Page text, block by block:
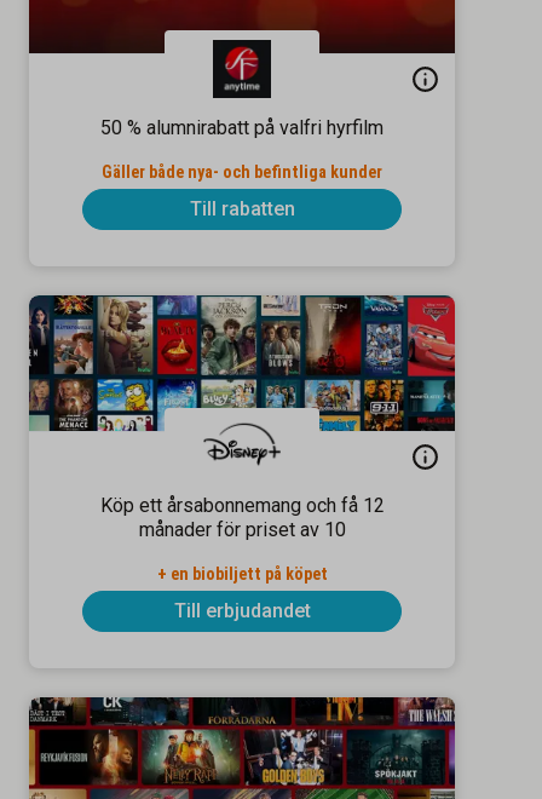
50 % alumnirabatt på valfri hyrfilm
Gäller både nya- och befintliga kunder
Till rabatten
Köp ett årsabonnemang och få 12
månader för priset av 10
+ en biobiljett på köpet
Till erbjudandet